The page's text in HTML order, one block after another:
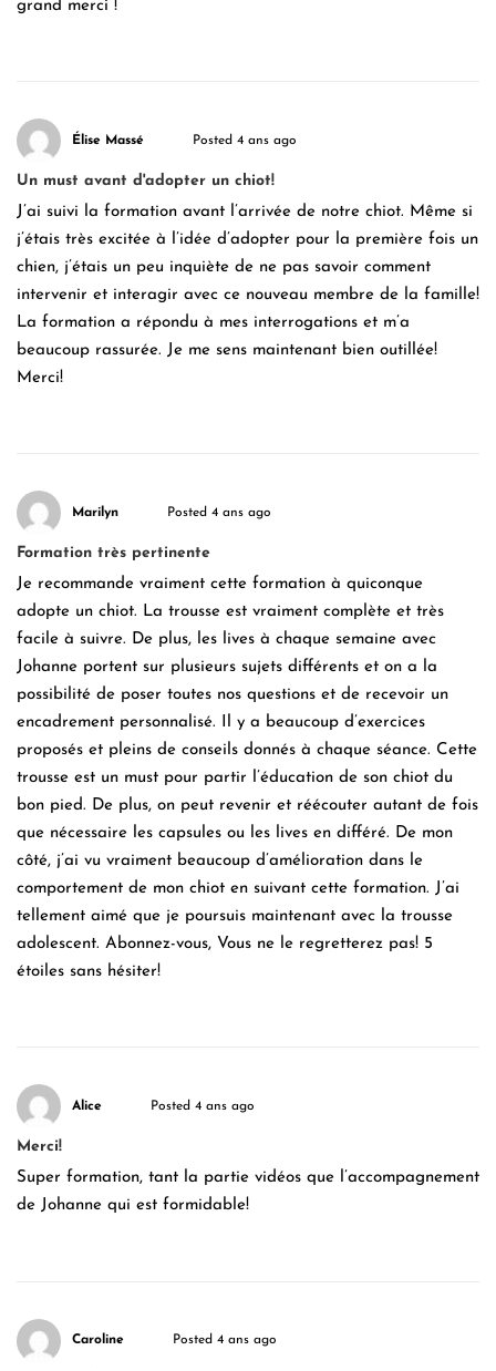
grand merci !
Élise Massé Posted 4 ans ago
Un must avant d'adopter un chiot!
J’ai suivi la formation avant l’arrivée de notre chiot. Même si
j’étais très excitée à l’idée d’adopter pour la première fois un
chien, j’étais un peu inquiète de ne pas savoir comment
intervenir et interagir avec ce nouveau membre de la famille!
La formation a répondu à mes interrogations et m’a
beaucoup rassurée. Je me sens maintenant bien outillée!
Merci!
Marilyn Posted 4 ans ago
Formation très pertinente
Je recommande vraiment cette formation à quiconque
adopte un chiot. La trousse est vraiment complète et très
facile à suivre. De plus, les lives à chaque semaine avec
Johanne portent sur plusieurs sujets différents et on a la
possibilité de poser toutes nos questions et de recevoir un
encadrement personnalisé. Il y a beaucoup d’exercices
proposés et pleins de conseils donnés à chaque séance. Cette
trousse est un must pour partir l’éducation de son chiot du
bon pied. De plus, on peut revenir et réécouter autant de fois
que nécessaire les capsules ou les lives en différé. De mon
côté, j’ai vu vraiment beaucoup d’amélioration dans le
comportement de mon chiot en suivant cette formation. J’ai
tellement aimé que je poursuis maintenant avec la trousse
adolescent. Abonnez-vous, Vous ne le regretterez pas! 5
étoiles sans hésiter!
Alice Posted 4 ans ago
Merci!
Super formation, tant la partie vidéos que l’accompagnement
de Johanne qui est formidable!
Caroline Posted 4 ans ago